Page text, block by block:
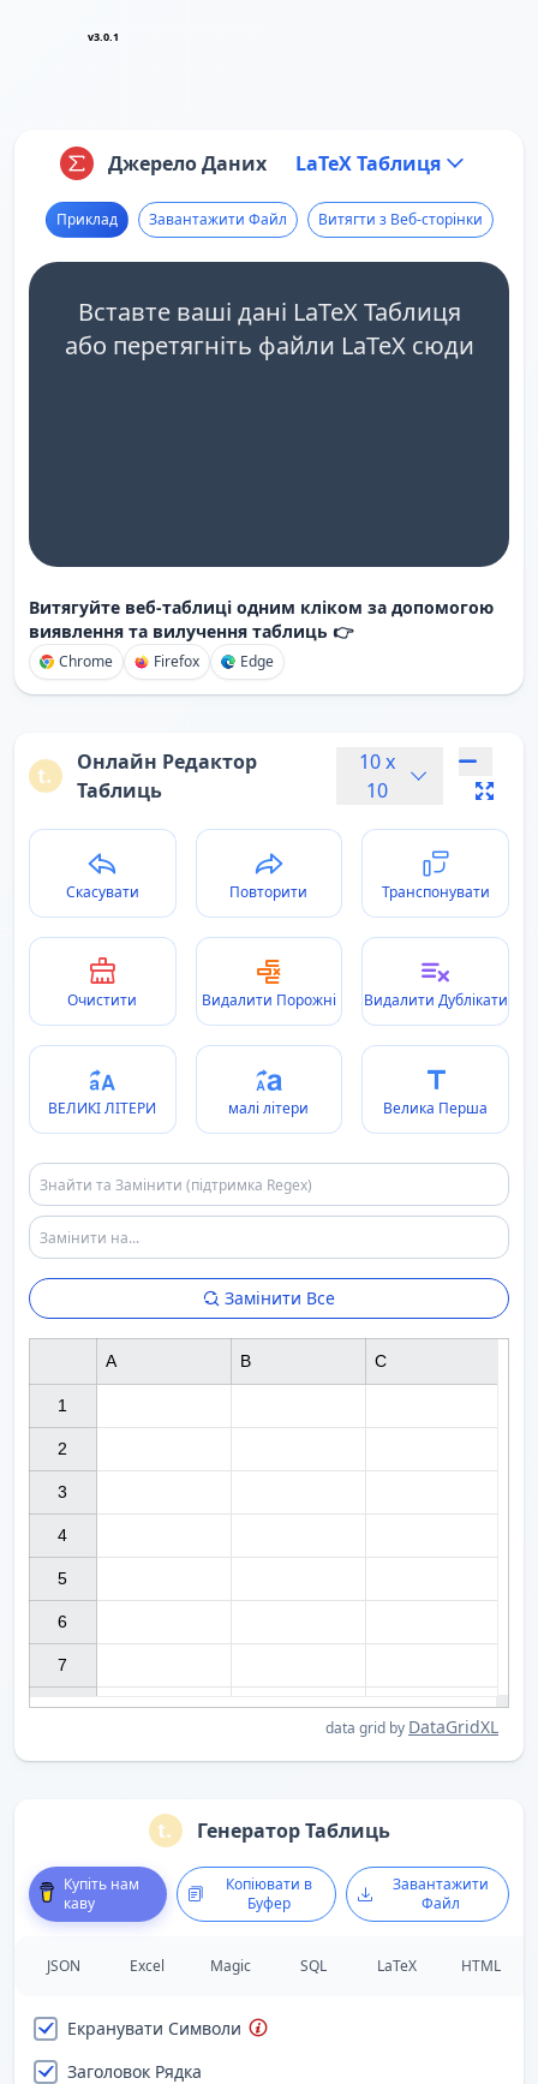
v3.0.1
Джерело Даних LaTeX Таблиця
Приклад Завантажити Файл Витягти з Веб-сторінки
Вставте ваші дані LaTeX Таблиця
або перетягніть файли LaTeX сюди
Витягуйте веб-таблиці одним кліком за допомогою
виявлення та вилучення таблиць 👉
Chrome Firefox Edge
Онлайн Редактор
Таблиць
10x
10
Скасувати Повторити Транспонувати
Очистити Видалити Порожні Видалити Дублікати
ВЕЛИКІ ЛІТЕРИ малі літери Велика Перша
Замінити Все
data grid by DataGridXL
1
2
3
4
5
6
7
A B C
Генератор Таблиць
Купіть нам
каву
Копіювати в
Буфер
Завантажити
Файл
JSON Excel Magic SQL LaTeX HTML
Екранувати Символи
Заголовок Рядка